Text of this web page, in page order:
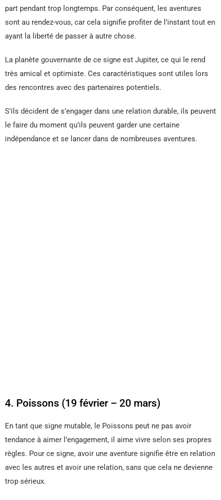
part pendant trop longtemps. Par conséquent, les aventures
sont au rendez-vous, car cela signifie profiter de l’instant tout en
ayant la liberté de passer à autre chose.
La planète gouvernante de ce signe est Jupiter, ce qui le rend
très amical et optimiste. Ces caractéristiques sont utiles lors
des rencontres avec des partenaires potentiels.
S’ils décident de s’engager dans une relation durable, ils peuvent
le faire du moment qu’ils peuvent garder une certaine
indépendance et se lancer dans de nombreuses aventures.
4. Poissons (19 février – 20 mars)
En tant que signe mutable, le Poissons peut ne pas avoir
tendance à aimer l’engagement, il aime vivre selon ses propres
règles. Pour ce signe, avoir une aventure signifie être en relation
avec les autres et avoir une relation, sans que cela ne devienne
trop sérieux.